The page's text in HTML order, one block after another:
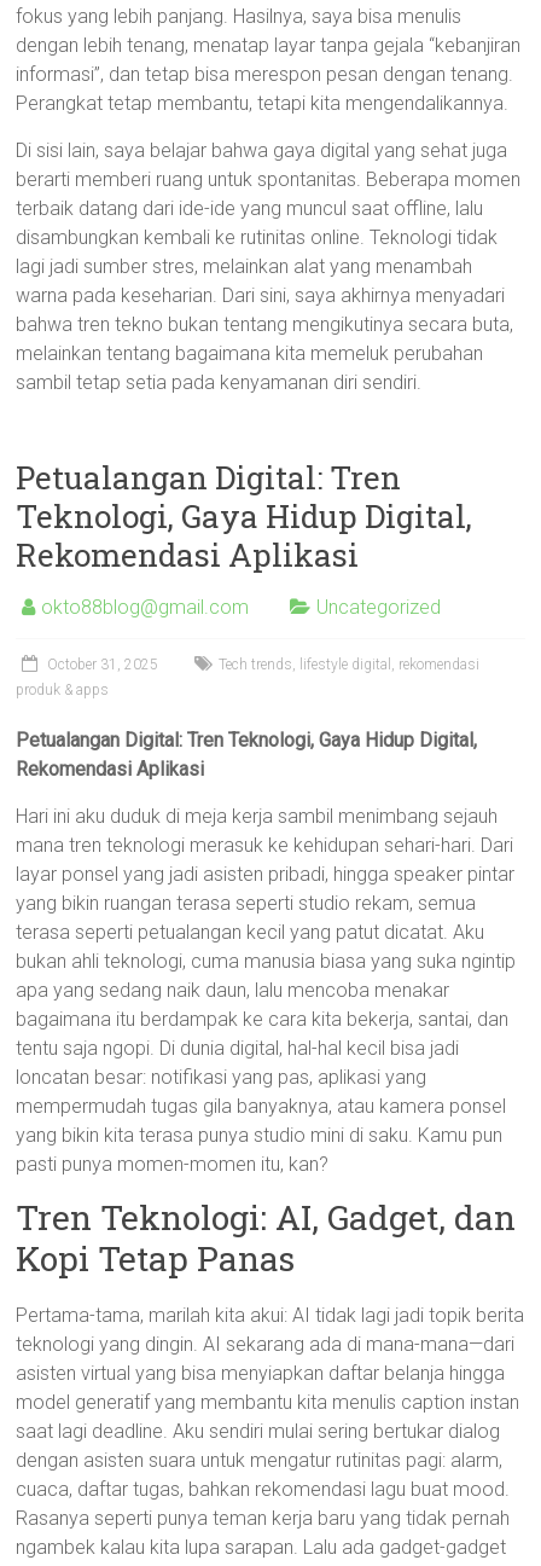
fokus yang lebih panjang. Hasilnya, saya bisa menulis
dengan lebih tenang, menatap layar tanpa gejala “kebanjiran
informasi”, dan tetap bisa merespon pesan dengan tenang.
Perangkat tetap membantu, tetapi kita mengendalikannya.
Di sisi lain, saya belajar bahwa gaya digital yang sehat juga
berarti memberi ruang untuk spontanitas. Beberapa momen
terbaik datang dari ide-ide yang muncul saat offline, lalu
disambungkan kembali ke rutinitas online. Teknologi tidak
lagi jadi sumber stres, melainkan alat yang menambah
warna pada keseharian. Dari sini, saya akhirnya menyadari
bahwa tren tekno bukan tentang mengikutinya secara buta,
melainkan tentang bagaimana kita memeluk perubahan
sambil tetap setia pada kenyamanan diri sendiri.
Petualangan Digital: Tren
Teknologi, Gaya Hidup Digital,
Rekomendasi Aplikasi
okto88blog@gmail.com Uncategorized
October 31, 2025
Tech trends, lifestyle digital, rekomendasi
produk & apps
Petualangan Digital: Tren Teknologi, Gaya Hidup Digital,
Rekomendasi Aplikasi
Hari ini aku duduk di meja kerja sambil menimbang sejauh
mana tren teknologi merasuk ke kehidupan sehari-hari. Dari
layar ponsel yang jadi asisten pribadi, hingga speaker pintar
yang bikin ruangan terasa seperti studio rekam, semua
terasa seperti petualangan kecil yang patut dicatat. Aku
bukan ahli teknologi, cuma manusia biasa yang suka ngintip
apa yang sedang naik daun, lalu mencoba menakar
bagaimana itu berdampak ke cara kita bekerja, santai, dan
tentu saja ngopi. Di dunia digital, hal-hal kecil bisa jadi
loncatan besar: notifikasi yang pas, aplikasi yang
mempermudah tugas gila banyaknya, atau kamera ponsel
yang bikin kita terasa punya studio mini di saku. Kamu pun
pasti punya momen-momen itu, kan?
Tren Teknologi: AI, Gadget, dan
Kopi Tetap Panas
Pertama-tama, marilah kita akui: AI tidak lagi jadi topik berita
teknologi yang dingin. AI sekarang ada di mana-mana—dari
asisten virtual yang bisa menyiapkan daftar belanja hingga
model generatif yang membantu kita menulis caption instan
saat lagi deadline. Aku sendiri mulai sering bertukar dialog
dengan asisten suara untuk mengatur rutinitas pagi: alarm,
cuaca, daftar tugas, bahkan rekomendasi lagu buat mood.
Rasanya seperti punya teman kerja baru yang tidak pernah
ngambek kalau kita lupa sarapan. Lalu ada gadget-gadget